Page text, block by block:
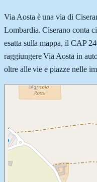
Via Aosta è una via di
Lombardia. Ciserano conta
esatta sulla mappa, il CAP
raggiungere Via Aosta in
oltre alle vie e piazze nelle